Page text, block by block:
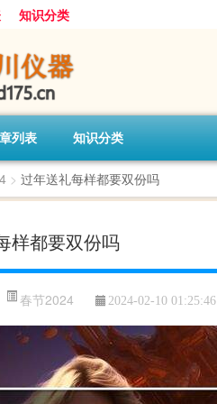
知识分类
列表 知识分类
> 过年送礼每样都要双份吗
样都要双份吗
春节2024 2024-02-10 01:25:46